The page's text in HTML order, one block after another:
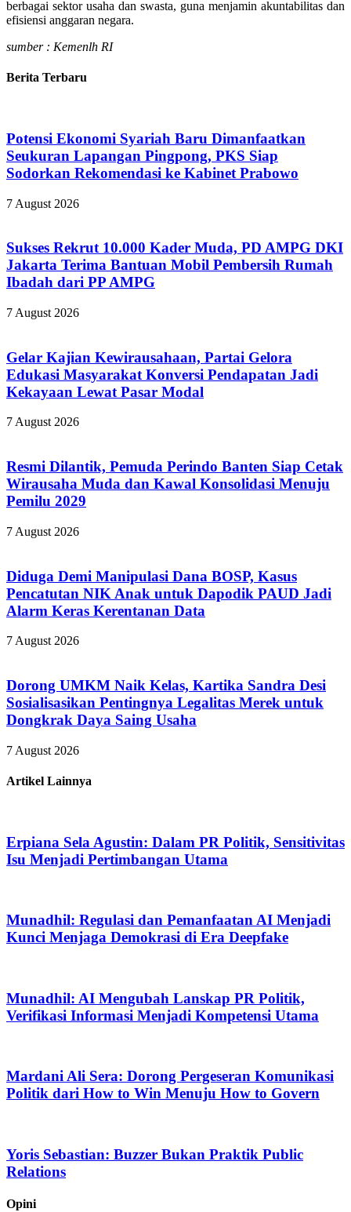
berbagai sektor usaha dan swasta, guna menjamin akuntabilitas dan
efisiensi anggaran negara.
sumber : Kemenlh RI
Berita Terbaru
Potensi Ekonomi Syariah Baru Dimanfaatkan
Seukuran Lapangan Pingpong, PKS Siap
Sodorkan Rekomendasi ke Kabinet Prabowo
7 August 2026
Sukses Rekrut 10.000 Kader Muda, PD AMPG DKI
Jakarta Terima Bantuan Mobil Pembersih Rumah
Ibadah dari PP AMPG
7 August 2026
Gelar Kajian Kewirausahaan, Partai Gelora
Edukasi Masyarakat Konversi Pendapatan Jadi
Kekayaan Lewat Pasar Modal
7 August 2026
Resmi Dilantik, Pemuda Perindo Banten Siap Cetak
Wirausaha Muda dan Kawal Konsolidasi Menuju
Pemilu 2029
7 August 2026
Diduga Demi Manipulasi Dana BOSP, Kasus
Pencatutan NIK Anak untuk Dapodik PAUD Jadi
Alarm Keras Kerentanan Data
7 August 2026
Dorong UMKM Naik Kelas, Kartika Sandra Desi
Sosialisasikan Pentingnya Legalitas Merek untuk
Dongkrak Daya Saing Usaha
7 August 2026
Artikel Lainnya
Erpiana Sela Agustin: Dalam PR Politik, Sensitivitas
Isu Menjadi Pertimbangan Utama
Munadhil: Regulasi dan Pemanfaatan AI Menjadi
Kunci Menjaga Demokrasi di Era Deepfake
Munadhil: AI Mengubah Lanskap PR Politik,
Verifikasi Informasi Menjadi Kompetensi Utama
Mardani Ali Sera: Dorong Pergeseran Komunikasi
Politik dari How to Win Menuju How to Govern
Yoris Sebastian: Buzzer Bukan Praktik Public
Relations
Opini